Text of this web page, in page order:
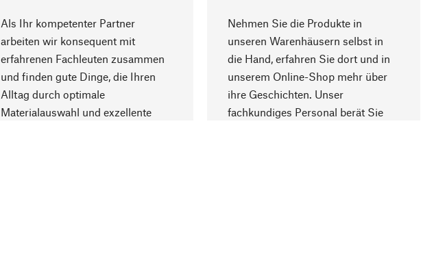
Als Ihr kompetenter Partner
arbeiten wir konsequent mit
erfahrenen Fachleuten zusammen
und finden gute Dinge, die Ihren
Alltag durch optimale
Materialauswahl und exzellente
Nehmen Sie die Produkte in
unseren Warenhäusern selbst in
die Hand, erfahren Sie dort und in
unserem Online-Shop mehr über
ihre Geschichten. Unser
fachkundiges Personal berät Sie